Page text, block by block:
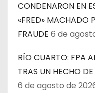
CONDENARON EN
«FRED» MACHADO
FRAUDE 6 de
RÍO CUARTO: FPA
TRAS UN HECHO
6 de agosto de